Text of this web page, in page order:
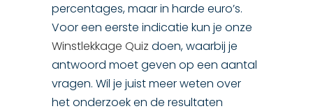
percentages, maar in harde euro’s.
Voor een eerste indicatie kun je onze
Winstlekkage Quiz doen, waarbij je
antwoord moet geven op een aantal
vragen. Wil je juist meer weten over
het onderzoek en de resultaten